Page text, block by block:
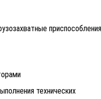
технических